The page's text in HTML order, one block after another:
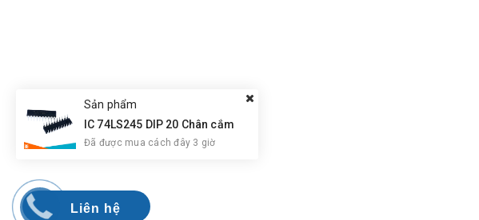
Sản phẩm
IC 74LS245 DIP 20 Chân cắm
Đã được mua cách đây 3 giờ
Liên hệ